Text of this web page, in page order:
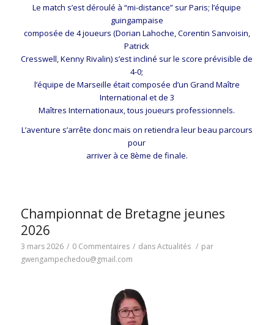
Le match s’est déroulé à “mi-distance” sur Paris; l’équipe
guingampaise
composée de 4 joueurs (Dorian Lahoche, Corentin Sanvoisin,
Patrick
Cresswell, Kenny Rivalin) s’est incliné sur le score prévisible de
4-0;
l’équipe de Marseille était composée d’un Grand Maître
International et de 3
Maîtres Internationaux, tous joueurs professionnels.
L’aventure s’arrête donc mais on retiendra leur beau parcours
pour
arriver à ce 8ème de finale.
Championnat de Bretagne jeunes
2026
3 mars 2026 / 0 Commentaires / dansActualités / par
gwengampechedou@gmail.com